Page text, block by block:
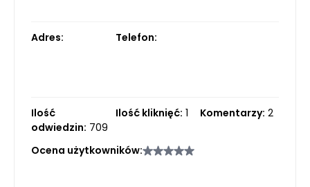
Adres: Telefon:
Ilość
odwiedzin: 709
Ilość kliknięć: 1 Komentarzy: 2
Ocena użytkowników: